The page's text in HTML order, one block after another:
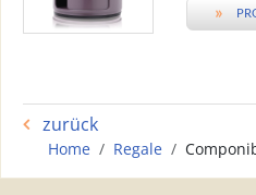
»
zurück
Home Regale